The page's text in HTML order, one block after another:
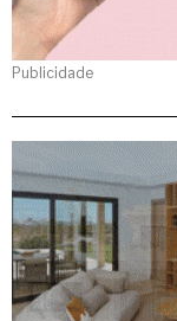
Publicidade